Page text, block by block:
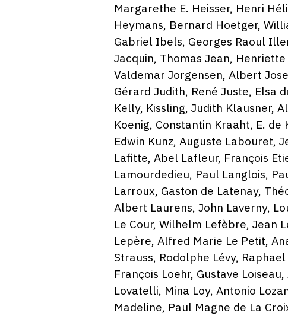
Margarethe E. Heisser, Henri
Heymans, Bernard Hoetger,
Gabriel Ibels, Georges Raoul
Jacquin, Thomas Jean,
Valdemar Jorgensen, Albert
Gérard Judith, René Juste, Elsa
Kelly, Kissling, Judith Klausner,
Koenig, Constantin Kraaht, E.
Edwin Kunz, Auguste Labouret,
Lafitte, Abel Lafleur, François
Lamourdedieu, Paul Langlois,
Larroux, Gaston de Latenay,
Albert Laurens, John Laverny,
Le Cour, Wilhelm Lefèbre, Jean
Lepère, Alfred Marie Le Petit,
Strauss, Rodolphe Lévy,
François Loehr, Gustave
Lovatelli, Mina Loy, Antonio
Madeline, Paul Magne de La